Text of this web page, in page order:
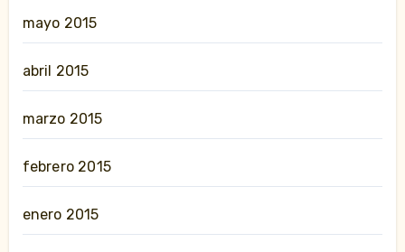
mayo 2015
abril 2015
marzo 2015
febrero 2015
enero 2015